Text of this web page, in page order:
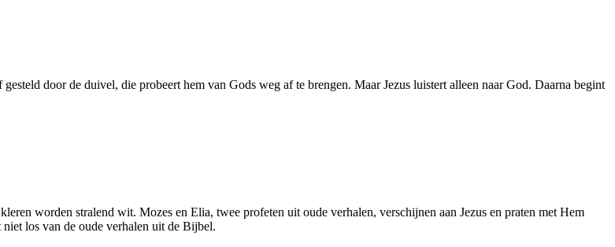
door de duivel, die probeert hem van Gods weg af te brengen. Maar Jezus luistert alleen naar God. Daarna begint
worden stralend wit. Mozes en Elia, twee profeten uit oude verhalen, verschijnen aan Jezus en praten met Hem
los van de oude verhalen uit de Bijbel.